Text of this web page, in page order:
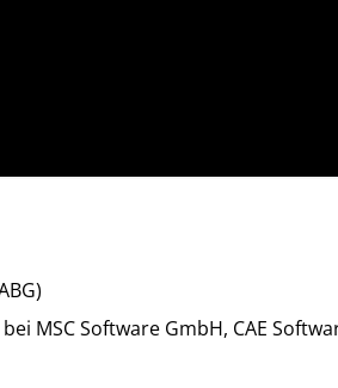
MSC Software GmbH, CAE